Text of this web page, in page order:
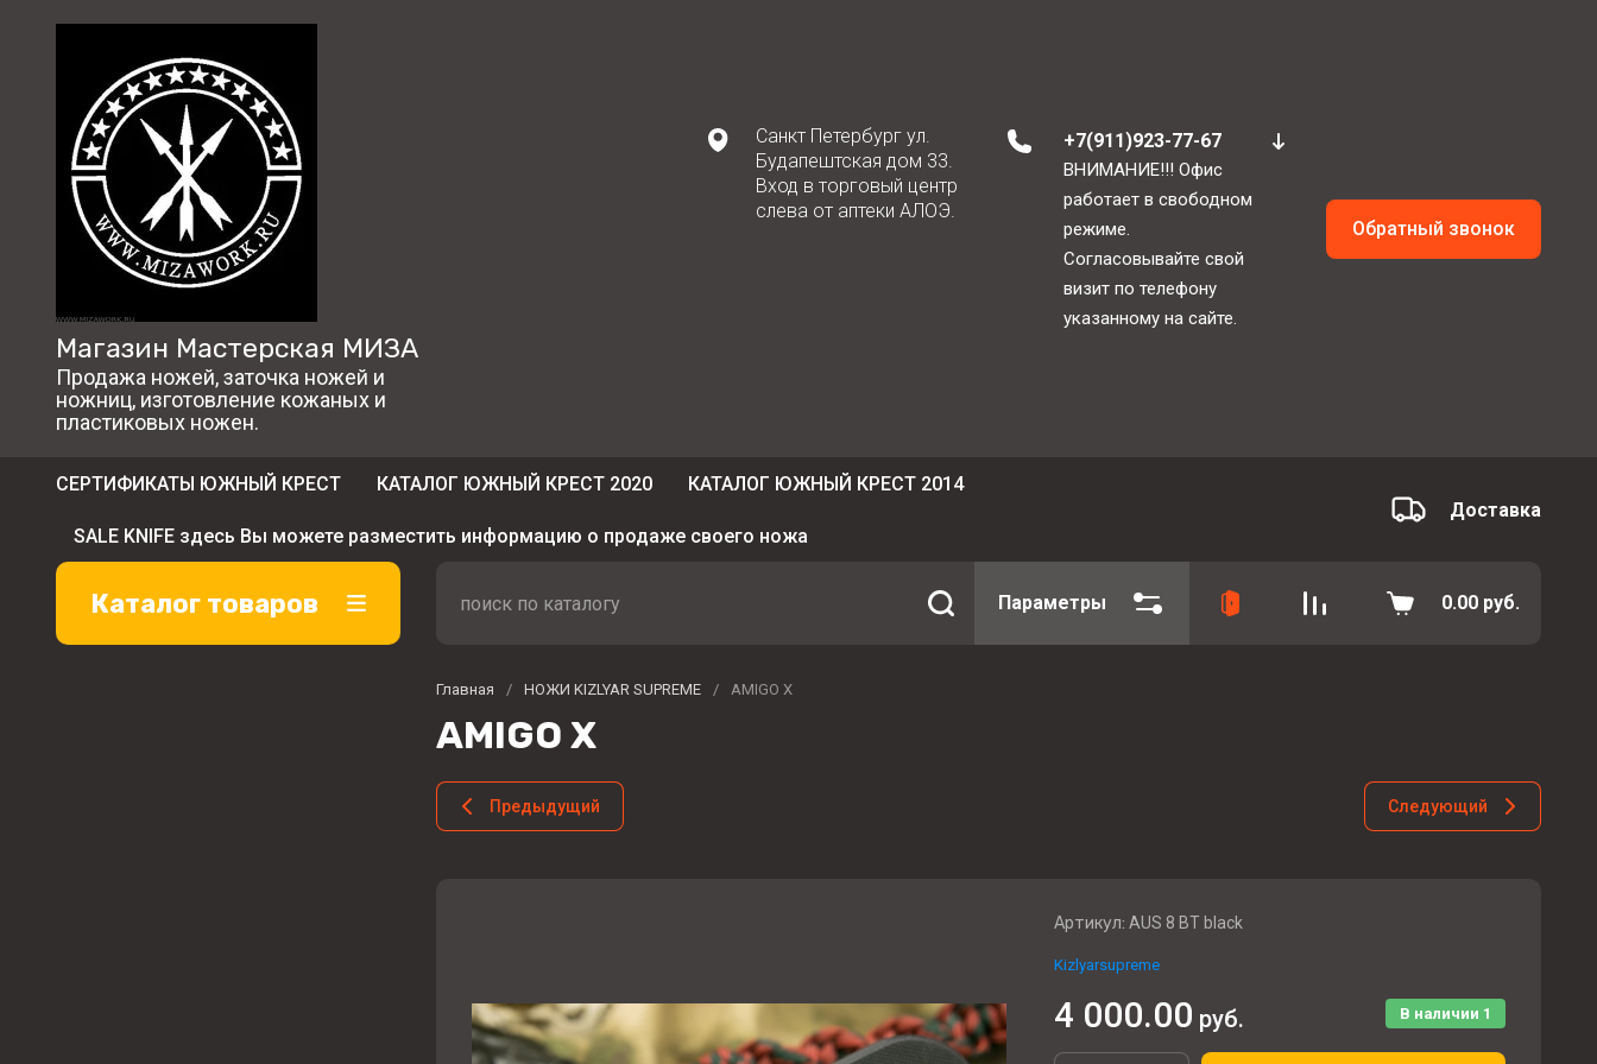
Магазин Мастерская МИЗА
Продажа ножей, заточка ножей и
ножниц, изготовление кожаных и
пластиковых ножен.
Санкт Петербург ул.
Будапештская дом 33.
Вход в торговый центр
слева от аптеки АЛОЭ.
+7(911)923-77-67
ВНИМАНИЕ!!! Офис
работает в свободном
режиме.
Согласовывайте свой
визит по телефону
указанному на сайте.
Обратный звонок
СЕРТИФИКАТЫ ЮЖНЫЙ КРЕСТ КАТАЛОГ ЮЖНЫЙ КРЕСТ 2020 КАТАЛОГ ЮЖНЫЙ КРЕСТ 2014
SALE KNIFE здесь Вы можете разместить информацию о продаже своего ножа
Доставка
Каталог товаров Параметры 0.00 руб.
Главная / НОЖИ KIZLYAR SUPREME / AMIGO X
AMIGO X
Предыдущий Следующий
Артикул: AUS 8 BT black
Kizlyarsupreme
В наличии 1
4 000.00 руб.